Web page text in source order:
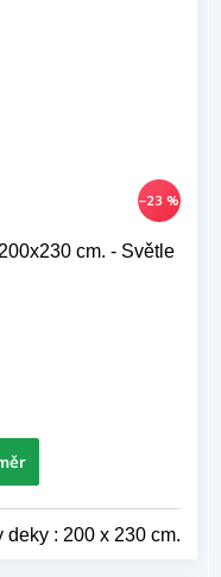
–23 %
cm. - Světle
deky : 200 x 230 cm.